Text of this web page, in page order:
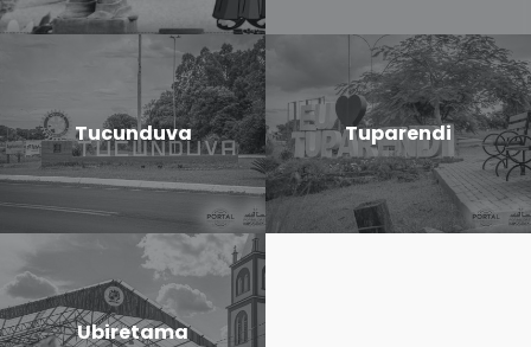
Tucunduva Tuparendi
Ubiretama